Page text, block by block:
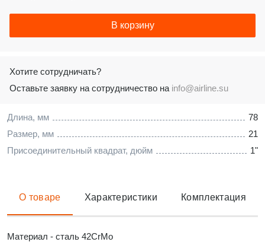
Длина, мм
78
Размер, мм
21
Присоединительный квадрат, дюйм
1"
В корзину
Хотите сотрудничать?
Оставьте заявку на сотрудничество на info@airline.su
О товаре Характеристики Комплектация
Материал - сталь 42CrMo